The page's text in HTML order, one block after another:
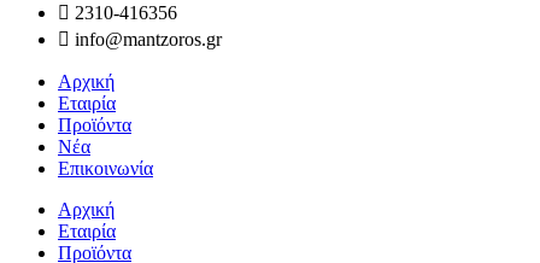
2310-416356
info@mantzoros.gr
Αρχική
Εταιρία
Προϊόντα
Νέα
Επικοινωνία
Αρχική
Εταιρία
Προϊόντα